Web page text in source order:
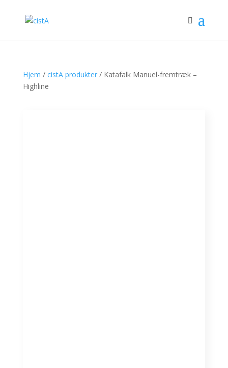
Hjem / cistA produkter/ Katafalk Manuel-fremtræk –
Highline